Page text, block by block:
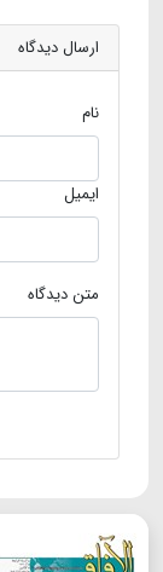
ارسال دیدگاه
نام
ایمیل
متن دیدگاه